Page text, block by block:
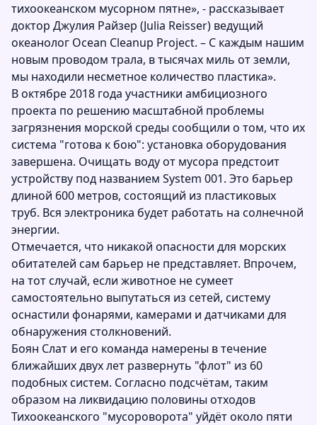
тихоокеанском мусорном пятне», - рассказывает
доктор Джулия Райзер (Julia Reisser) ведущий
океанолог Ocean Cleanup Project. – C каждым нашим
новым проводом трала, в тысячах миль от земли,
мы находили несметное количество пластика».
В октябре 2018 года участники амбициозного
проекта по решению масштабной проблемы
загрязнения морской среды сообщили о том, что их
система "готова к бою": установка оборудования
завершена. Очищать воду от мусора предстоит
устройству под названием System 001. Это барьер
длиной 600 метров, состоящий из пластиковых
труб. Вся электроника будет работать на солнечной
энергии.
Отмечается, что никакой опасности для морских
обитателей сам барьер не представляет. Впрочем,
на тот случай, если животное не сумеет
самостоятельно выпутаться из сетей, систему
оснастили фонарями, камерами и датчиками для
обнаружения столкновений.
Боян Слат и его команда намерены в течение
ближайших двух лет развернуть "флот" из 60
подобных систем. Согласно подсчётам, таким
образом на ликвидацию половины отходов
Тихоокеанского "мусороворота" уйдёт около пяти